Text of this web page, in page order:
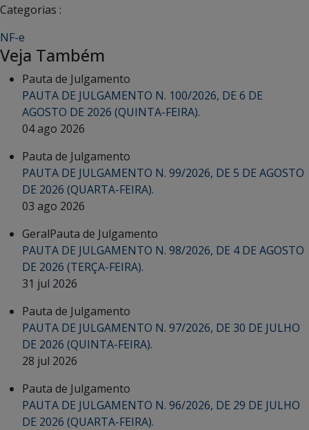
Categorias :
NF-e
Veja Também
Pauta de Julgamento
PAUTA DE JULGAMENTO N. 100/2026, DE 6 DE
AGOSTO DE 2026 (QUINTA-FEIRA).
04 ago 2026
Pauta de Julgamento
PAUTA DE JULGAMENTO N. 99/2026, DE 5 DE AGOSTO
DE 2026 (QUARTA-FEIRA).
03 ago 2026
GeralPauta de Julgamento
PAUTA DE JULGAMENTO N. 98/2026, DE 4 DE AGOSTO
DE 2026 (TERÇA-FEIRA).
31 jul 2026
Pauta de Julgamento
PAUTA DE JULGAMENTO N. 97/2026, DE 30 DE JULHO
DE 2026 (QUINTA-FEIRA).
28 jul 2026
Pauta de Julgamento
PAUTA DE JULGAMENTO N. 96/2026, DE 29 DE JULHO
DE 2026 (QUARTA-FEIRA).